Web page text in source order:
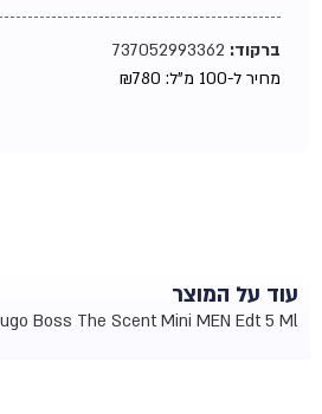
ברקוד:737052993362
מחיר ל-100 מ"ל:
₪780
עוד על המוצר
Hugo Boss The Scent Mini MEN Edt 5 Ml